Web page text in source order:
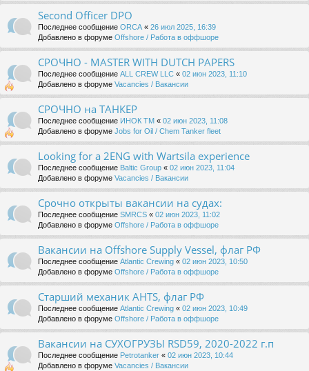
Second Officer DPO
Последнее сообщение ORCA « 26 июл 2025, 16:39
Добавлено в форуме Offshore / Работа в оффшоре
СРОЧНО - MASTER WITH DUTCH PAPERS
Последнее сообщение ALL CREW LLC « 02 июн 2023, 11:10
Добавлено в форуме Vacancies / Вакансии
СРОЧНО на ТАНКЕР
Последнее сообщение ИНОК ТМ « 02 июн 2023, 11:08
Добавлено в форуме Jobs for Oil / Chem Tanker fleet
Looking for a 2ENG with Wartsila experience
Последнее сообщение Baltic Group « 02 июн 2023, 11:04
Добавлено в форуме Vacancies / Вакансии
Срочно открыты вакансии на судах:
Последнее сообщение SMRCS « 02 июн 2023, 11:02
Добавлено в форуме Offshore / Работа в оффшоре
Вакансии на Offshore Supply Vessel, флаг РФ
Последнее сообщение Atlantic Crewing « 02 июн 2023, 10:50
Добавлено в форуме Offshore / Работа в оффшоре
Старший механик AHTS, флаг РФ
Последнее сообщение Atlantic Crewing « 02 июн 2023, 10:49
Добавлено в форуме Offshore / Работа в оффшоре
Вакансии на СУХОГРУЗЫ RSD59, 2020-2022 г.п
Последнее сообщение Petrotanker « 02 июн 2023, 10:44
Добавлено в форуме Vacancies / Вакансии